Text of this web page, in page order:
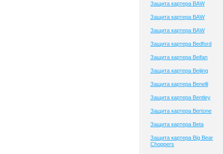
Защита картера BAW
Защита картера BAW
Защита картера BAW
Защита картера Bedford
Защита картера Beifan
Защита картера Beijing
Защита картера Benelli
Защита картера Bentley
Защита картера Bertone
Защита картера Beta
Защита картера Big Bear
Choppers